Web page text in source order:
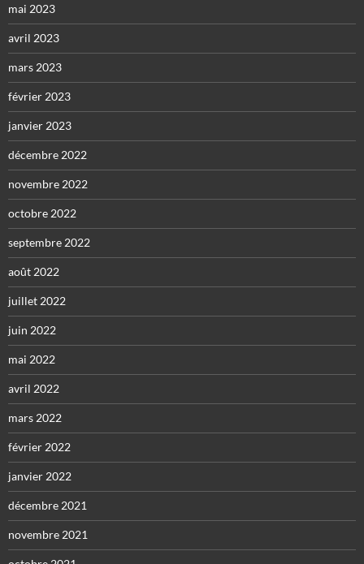
mai 2023
avril 2023
mars 2023
février 2023
janvier 2023
décembre 2022
novembre 2022
octobre 2022
septembre 2022
août 2022
juillet 2022
juin 2022
mai 2022
avril 2022
mars 2022
février 2022
janvier 2022
décembre 2021
novembre 2021